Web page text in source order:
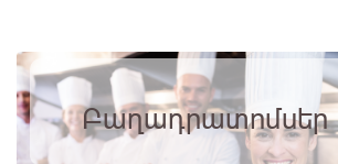
Բաղադրատոմսեր